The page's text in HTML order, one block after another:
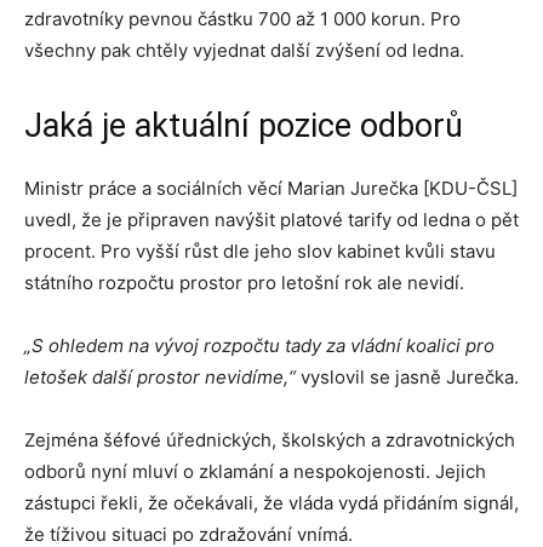
zdravotníky pevnou částku 700 až 1 000 korun. Pro
všechny pak chtěly vyjednat další zvýšení od ledna.
Jaká je aktuální pozice odborů
Ministr práce a sociálních věcí Marian Jurečka [KDU-ČSL]
uvedl, že je připraven navýšit platové tarify od ledna o pět
procent. Pro vyšší růst dle jeho slov kabinet kvůli stavu
státního rozpočtu prostor pro letošní rok ale nevidí.
„S ohledem na vývoj rozpočtu tady za vládní koalici pro
letošek další prostor nevidíme,“vyslovil se jasně Jurečka.
Zejména šéfové úřednických, školských a zdravotnických
odborů nyní mluví o zklamání a nespokojenosti. Jejich
zástupci řekli, že očekávali, že vláda vydá přidáním signál,
že tíživou situaci po zdražování vnímá.